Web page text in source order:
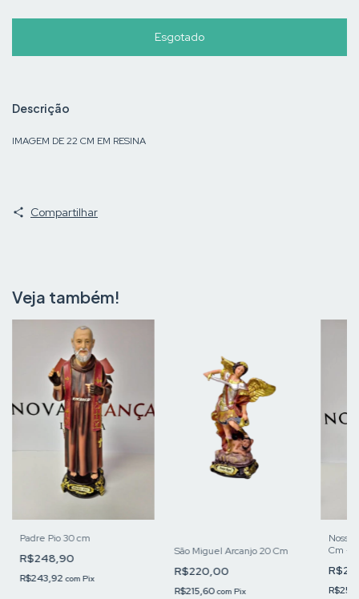
Descrição
IMAGEM DE 22 CM EM RESINA
Compartilhar
Veja também!
Padre Pio 30 cm
R$248,90
R$243,92com Pix
São Miguel Arcanjo 20 Cm
R$220,00
R$215,60com Pix
Nossa
Cm -